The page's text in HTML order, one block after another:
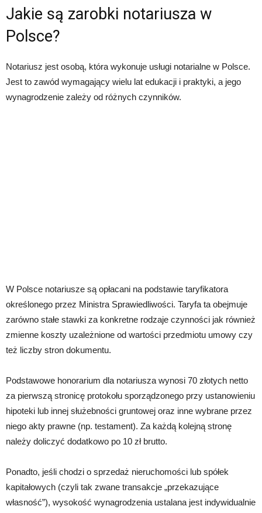
Jakie są zarobki notariusza w
Polsce?
Notariusz jest osobą, która wykonuje usługi notarialne w Polsce.
Jest to zawód wymagający wielu lat edukacji i praktyki, a jego
wynagrodzenie zależy od różnych czynników.
W Polsce notariusze są opłacani na podstawie taryfikatora
określonego przez Ministra Sprawiedliwości. Taryfa ta obejmuje
zarówno stałe stawki za konkretne rodzaje czynności jak również
zmienne koszty uzależnione od wartości przedmiotu umowy czy
też liczby stron dokumentu.
Podstawowe honorarium dla notariusza wynosi 70 złotych netto
za pierwszą stronicę protokołu sporządzonego przy ustanowieniu
hipoteki lub innej służebności gruntowej oraz inne wybrane przez
niego akty prawne (np. testament). Za każdą kolejną stronę
należy doliczyć dodatkowo po 10 zł brutto.
Ponadto, jeśli chodzi o sprzedaż nieruchomości lub spółek
kapitałowych (czyli tak zwane transakcje „przekazujące
własność”), wysokość wynagrodzenia ustalana jest indywidualnie